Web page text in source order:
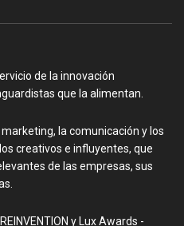
de la innovación
que la alimentan.
la comunicación y los
creativos e influyentes, que
de las empresas, sus
y Lux Awards -